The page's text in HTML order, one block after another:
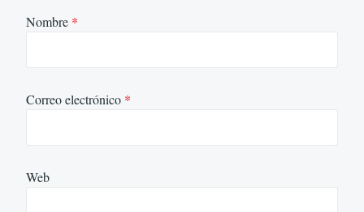
Nombre *
Correo electrónico *
Web